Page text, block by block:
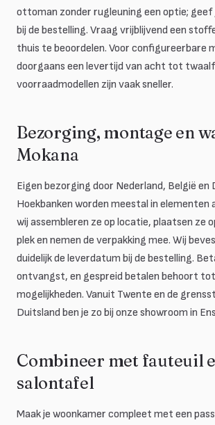
ottoman zonder rugleuning een optie; geef
bij de bestelling. Vraag vrijblijvend een
thuis te beoordelen. Voor configureerbare
doorgaans een levertijd van acht tot
voorraadmodellen zijn vaak sneller.
Bezorging, montage en
Mokana
Eigen bezorging door Nederland, België en
Hoekbanken worden meestal in elementen
wij assembleren ze op locatie, plaatsen ze
plek en nemen de verpakking mee. Wij
duidelijk de leverdatum bij de bestelling.
ontvangst, en gespreid betalen behoort
mogelijkheden. Vanuit Twente en de
Duitsland ben je zo bij onze showroom in
Combineer met fauteuil
salontafel
Maak je woonkamer compleet met een